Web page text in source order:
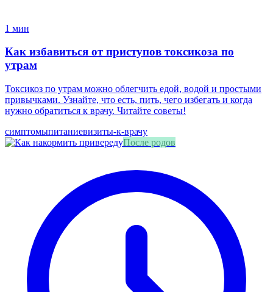
1 мин
Как избавиться от приступов токсикоза по
утрам
Токсикоз по утрам можно облегчить едой, водой и простыми
привычками. Узнайте, что есть, пить, чего избегать и когда
нужно обратиться к врачу. Читайте советы!
симптомыпитаниевизиты-к-врачу
После родов